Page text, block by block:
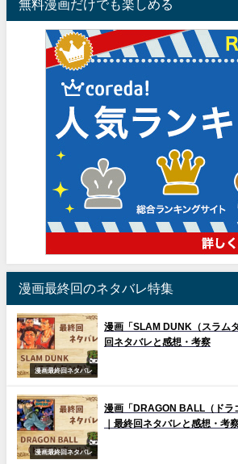
無料漫画だけでも楽しめる
漫画最終回のネタバレ特集
漫画最終回ネタバレ
漫画「SLAM DUNK（スラム
回ネタバレと感想・考察
漫画最終回ネタバレ
漫画「DRAGON BALL（ドラ
｜最終回ネタバレと感想・考